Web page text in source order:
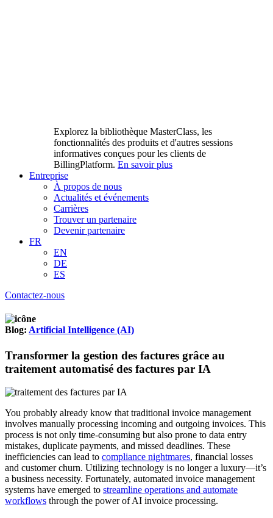
Explorez la bibliothèque MasterClass, les
fonctionnalités des produits et d'autres sessions
informatives conçues pour les clients de
BillingPlatform. En savoir plus
Entreprise
À propos de nous
Actualités et événements
Carrières
Trouver un partenaire
Devenir partenaire
FR
EN
DE
ES
Contactez-nous
Blog: Artificial Intelligence (AI)
Transformer la gestion des factures grâce au
traitement automatisé des factures par IA
You probably already know that traditional invoice management
involves manually processing incoming and outgoing invoices. This
process is not only time-consuming but also prone to data entry
mistakes, duplicate payments, and missed deadlines. These
inefficiencies can lead to compliance nightmares, financial losses
and customer churn. Utilizing technology is no longer a luxury—it’s
a business necessity. Fortunately, automated invoice management
systems have emerged to streamline operations and automate
workflows through the power of AI invoice processing.